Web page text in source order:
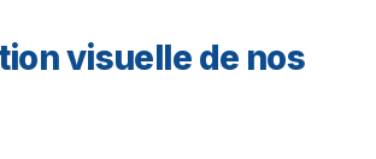
visuelle de nos